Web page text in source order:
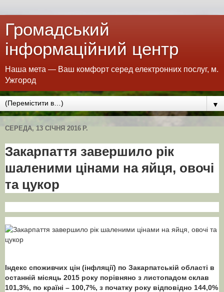
Громадський
інформаційний центр
Наша мета — Ваш комфорт серед електронних послуг, м.
Ужгород
▼
СЕРЕДА, 13 СІЧНЯ 2016 Р.
Закарпаття завершило рік
шаленими цінами на яйця, овочі
та цукор
Індекс споживчих цін (інфляції) по Закарпатській області в
останній місяць 2015 року порівняно з листопадом склав
101,3%, по країні – 100,7%, з початку року відповідно 144,0%